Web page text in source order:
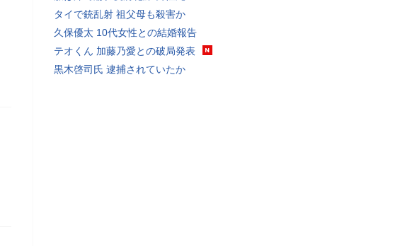
タイで銃乱射 祖父母も殺害か
久保優太 10代女性との結婚報告
テオくん 加藤乃愛との破局発表
黒木啓司氏 逮捕されていたか